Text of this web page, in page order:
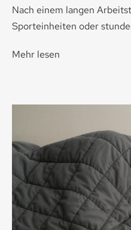
Nach einem langen
Sporteinheiten oder
Mehr lesen